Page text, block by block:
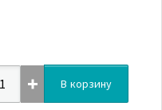
В корзину